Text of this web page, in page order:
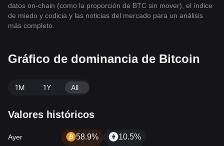
datos on-chain (como la proporción de BTC sin mover), el índice
de miedo y codicia y las noticias del mercado para un análisis
más completo.
Gráfico de dominancia de Bitcoin
1M 1Y All
Valores históricos
Ayer 58.9% 10.5%